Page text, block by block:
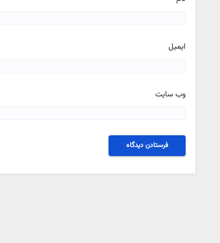
ایمیل
وب‌ سایت